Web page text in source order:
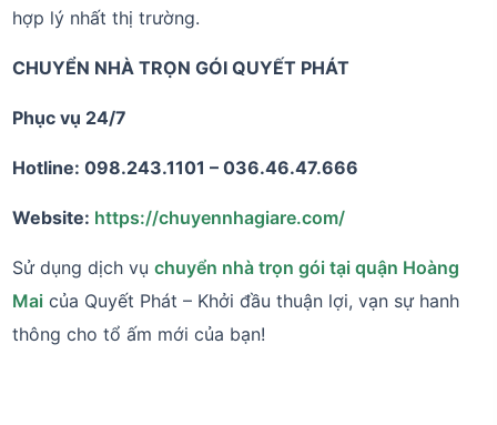
hợp lý nhất thị trường.
CHUYỂN NHÀ TRỌN GÓI QUYẾT PHÁT
Phục vụ 24/7
Hotline: 098.243.1101 – 036.46.47.666
Website: https://chuyennhagiare.com/
Sử dụng dịch vụchuyển nhà trọn gói tại quận Hoàng
Mai của Quyết Phát – Khởi đầu thuận lợi, vạn sự hanh
thông cho tổ ấm mới của bạn!